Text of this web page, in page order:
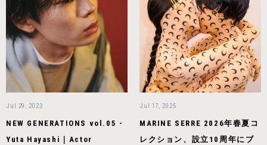
Jul 29, 2023
NEW GENERATIONS vol.05 -
Yuta Hayashi｜Actor
Jul 17, 2025
MARINE SERRE 2026年春夏コ
レクション、設立10周年にブ